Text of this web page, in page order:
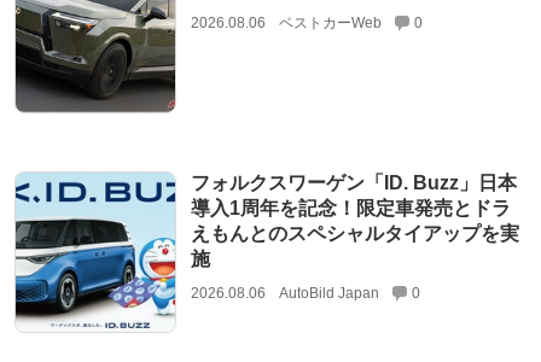
2026.08.06 ベストカーWeb 0
フォルクスワーゲン「ID. Buzz」日本
導入1周年を記念！限定車発売とドラ
えもんとのスペシャルタイアップを実
施
2026.08.06 AutoBild Japan 0